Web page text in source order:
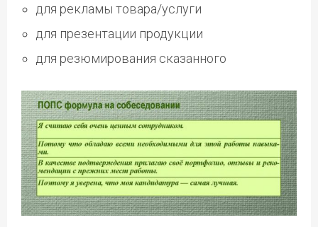
для рекламы товара/услуги
для презентации продукции
для резюмирования сказанного